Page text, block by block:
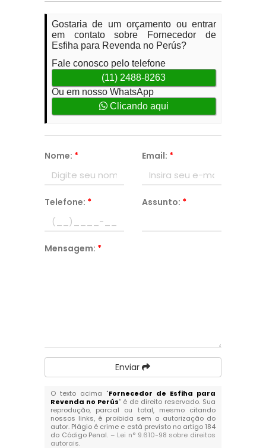
Gostaria de um orçamento ou entrar
em contato sobre Fornecedor de
Esfiha para Revenda no Perús?
Fale conosco pelo telefone
(11) 2488-8263
Ou em nosso WhatsApp
Clicando aqui
Nome: * Email: *
Telefone: * Assunto: *
Mensagem: *
Enviar
O texto acima "Fornecedor de Esfiha para
Revenda no Perús" é de direito reservado. Sua
reprodução, parcial ou total, mesmo citando
nossos links, é proibida sem a autorização do
autor. Plágio é crime e está previsto no artigo 184
do Código Penal. – Lei n° 9.610-98 sobre direitos
autorais.